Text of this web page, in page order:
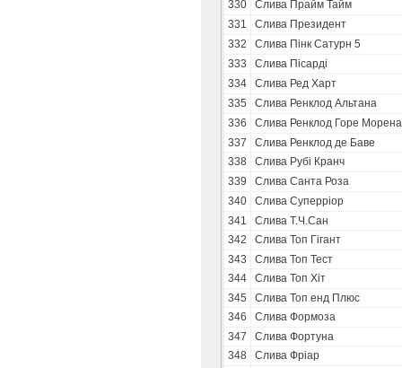
330
Слива Прайм Тайм
331
Слива Президент
332
Слива Пінк Сатурн 5
333
Слива Пісарді
334
Слива Ред Харт
335
Слива Ренклод Альтана
336
Слива Ренклод Горе Морена
337
Слива Ренклод де Баве
338
Слива Рубі Кранч
339
Слива Санта Роза
340
Слива Суперріор
341
Слива Т.Ч.Сан
342
Слива Топ Гігант
343
Слива Топ Тест
344
Слива Топ Хіт
345
Слива Топ енд Плюс
346
Слива Формоза
347
Слива Фортуна
348
Слива Фріар